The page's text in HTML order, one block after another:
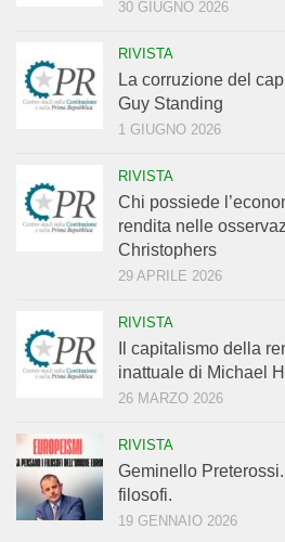
30 GIUGNO 2026
RIVISTA
La corruzione del
Guy Standing
1 GIUGNO 2026
RIVISTA
Chi possiede
rendita nelle
Christophers
29 APRILE 2026
RIVISTA
Il capitalismo della
inattuale di Michael
26 MARZO 2026
RIVISTA
Geminello
filosofi.
19 GENNAIO 2026